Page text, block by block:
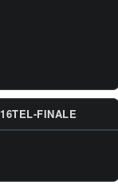
FINALE